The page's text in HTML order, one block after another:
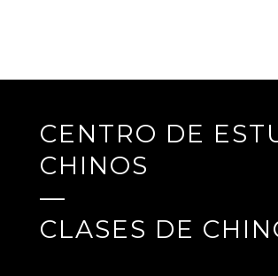
CENTRO DE
CHINOS
—
CLASES DE